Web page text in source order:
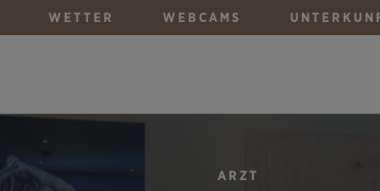
WETTER WEBCAMS
ARZT